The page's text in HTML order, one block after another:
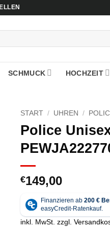
SCHMUCK HOCHZEIT
START / UHREN /
Police
€149,00
inkl. MwSt. zzgl.